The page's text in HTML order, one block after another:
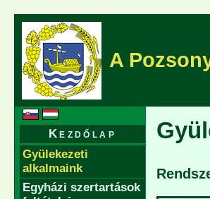
A
Kezdőlap
Gyülekezeti
alkalmaink
Egyházi szertartások